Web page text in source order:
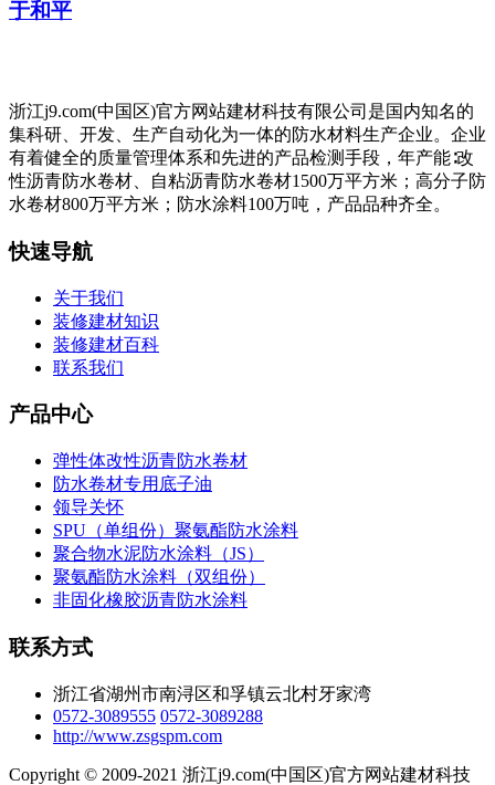
于和平
浙江j9.com(中国区)官方网站建材科技有限公司是国内知名的
集科研、开发、生产自动化为一体的防水材料生产企业。企业
有着健全的质量管理体系和先进的产品检测手段，年产能∶改
性沥青防水卷材、自粘沥青防水卷材1500万平方米；高分子防
水卷材800万平方米；防水涂料100万吨，产品品种齐全。
快速导航
关于我们
装修建材知识
装修建材百科
联系我们
产品中心
弹性体改性沥青防水卷材
防水卷材专用底子油
领导关怀
SPU（单组份）聚氨酯防水涂料
聚合物水泥防水涂料（JS）
聚氨酯防水涂料（双组份）
非固化橡胶沥青防水涂料
联系方式
浙江省湖州市南浔区和孚镇云北村牙家湾
0572-3089555 0572-3089288
http://www.zsgspm.com
Copyright © 2009-2021 浙江j9.com(中国区)官方网站建材科技